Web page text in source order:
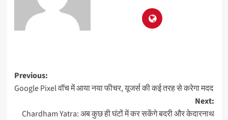
Previous:
Google Pixel वॉच में आया नया फीचर, यूजर्स की कई तरह से करेगा मदद
Next:
Chardham Yatra: अब कुछ ही घंटों में कर सकेंगे बदरी और केदारनाथ